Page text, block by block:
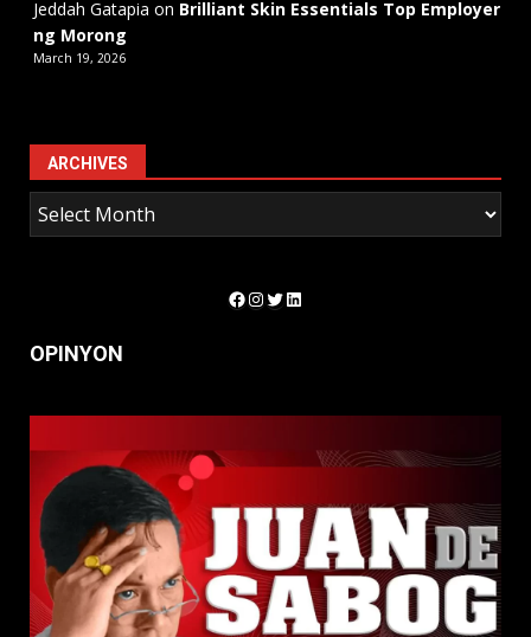
Jeddah Gatapia on Brilliant Skin Essentials Top Employer
ng Morong
March 19, 2026
ARCHIVES
Facebook
Instagram
Twitter
LinkedIn
OPINYON